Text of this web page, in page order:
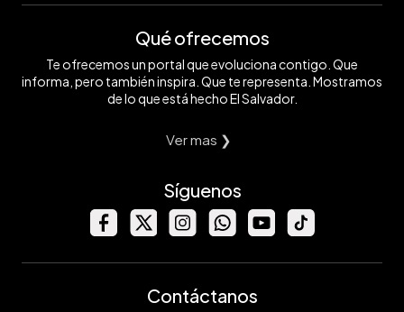
Qué ofrecemos
Te ofrecemos un portal que evoluciona contigo. Que
informa, pero también inspira. Que te representa. Mostramos
de lo que está hecho El Salvador.
Ver mas ❯
Síguenos
Contáctanos